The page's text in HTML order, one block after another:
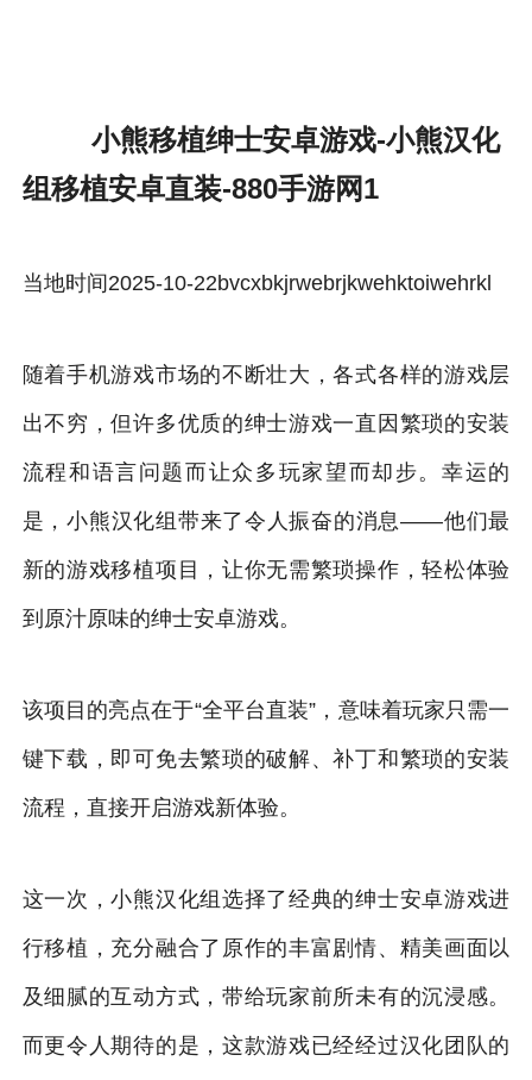
小熊移植绅士安卓游戏-小熊汉化
组移植安卓直装-880手游网1
当地时间2025-10-22bvcxbkjrwebrjkwehktoiwehrkl
随着手机游戏市场的不断壮大，各式各样的游戏层
出不穷，但许多优质的绅士游戏一直因繁琐的安装
流程和语言问题而让众多玩家望而却步。幸运的
是，小熊汉化组带来了令人振奋的消息——他们最
新的游戏移植项目，让你无需繁琐操作，轻松体验
到原汁原味的绅士安卓游戏。
该项目的亮点在于“全平台直装”，意味着玩家只需一
键下载，即可免去繁琐的破解、补丁和繁琐的安装
流程，直接开启游戏新体验。
这一次，小熊汉化组选择了经典的绅士安卓游戏进
行移植，充分融合了原作的丰富剧情、精美画面以
及细腻的互动方式，带给玩家前所未有的沉浸感。
而更令人期待的是，这款游戏已经经过汉化团队的